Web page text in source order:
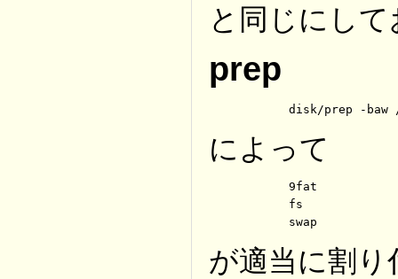
と同じにし
prep
disk/prep -baw
によって
	9fat
	swap
が適当に割